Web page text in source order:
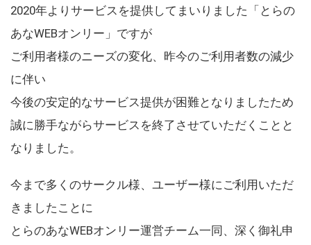
2020年よりサービスを提供してまいりました「とらの
あなWEBオンリー」ですが
ご利用者様のニーズの変化、昨今のご利用者数の減少
に伴い
今後の安定的なサービス提供が困難となりましたため
誠に勝手ながらサービスを終了させていただくことと
なりました。
今まで多くのサークル様、ユーザー様にご利用いただ
きましたことに
とらのあなWEBオンリー運営チーム一同、深く御礼申